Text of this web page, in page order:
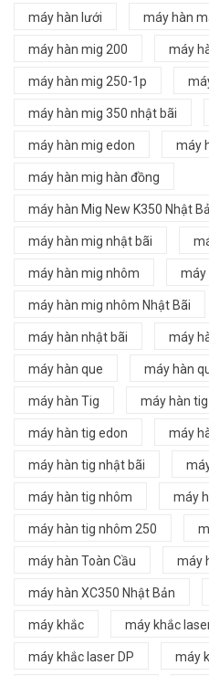
máy hàn lưới máy hàn
máy hàn mig 200 máy
máy hàn mig 250-1p
máy hàn mig 350 nhật bãi
máy hàn mig edon máy
máy hàn mig hàn đồng
máy hàn Mig New K350 Nhật
máy hàn mig nhật bãi
máy hàn mig nhôm máy
máy hàn mig nhôm Nhật Bãi
máy hàn nhật bãi máy
máy hàn que máy hàn
máy hàn Tig máy hàn
máy hàn tig edon máy
máy hàn tig nhật bãi
máy hàn tig nhôm máy
máy hàn tig nhôm 250
máy hàn Toàn Cầu máy
máy hàn XC350 Nhật Bản
máy khắc máy khắc
máy khắc laser DP máy